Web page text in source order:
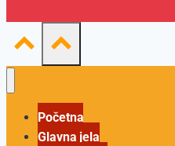
Početna
Glavna jela